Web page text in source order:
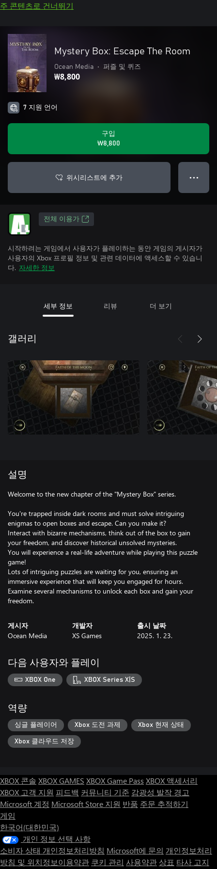
주 콘텐츠로 건너뛰기
Mystery Box: Escape The Room
Ocean Media • 퍼즐 및 퀴즈
₩8,800
7 지원 언어
구입
₩8,800
위시리스트에 추가 ● ● ●
전체 이용가
시작하려는 게임에서 사용자가 플레이하는 동안 게임의 게시자가
사용자의 Xbox 프로필 정보 및 관련 데이터에 액세스할 수 있습니
다. 자세한 정보
세부 정보 리뷰 더 보기
갤러리
설명
Welcome to the new chapter of the "Mystery Box" series.
You're trapped inside dark rooms and must solve intriguing
enigmas to open boxes and escape. Can you make it?
Interact with bizarre mechanisms, think out of the box to gain
your freedom, and discover historical unsolved mysteries.
You will experience a real-life adventure while playing this puzzle
game!
Lots of intriguing puzzles are waiting for you, ensuring an
immersive experience that will keep you engaged for hours.
Examine several mechanisms to unlock each box and gain your
freedom.
게시자
Ocean Media
개발자
XS Games
출시 날짜
2025. 1. 23.
다음 사용자와 플레이
XBOX One XBOX Series X|S
역량
싱글 플레이어 Xbox 도전 과제 Xbox 현재 상태
Xbox 클라우드 저장
XBOX 콘솔 XBOX GAMES XBOX Game Pass XBOX 액세서리
XBOX 고객 지원 피드백 커뮤니티 기준 감광성 발작 경고
Microsoft 계정 Microsoft Store 지원 반품 주문 추적하기
게임
한국어(대한민국)
개인 정보 선택 사항
소비자 상태 개인정보처리방침 Microsoft에 문의 개인정보처리
방침 및 위치정보이용약관 쿠키 관리 사용약관 상표 타사 고지